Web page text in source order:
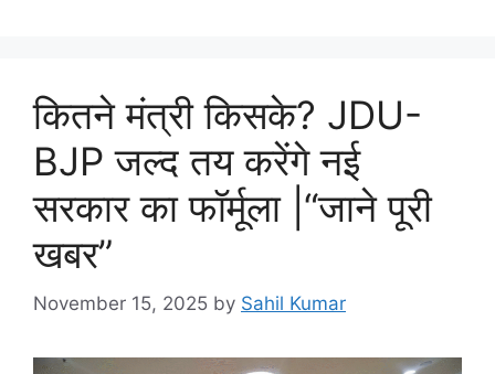
कितने मंत्री किसके? JDU-
BJP जल्द तय करेंगे नई
सरकार का फॉर्मूला |“जाने पूरी
खबर”
November 15, 2025 by Sahil Kumar